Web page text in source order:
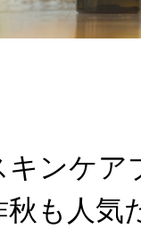
ンケア
秋も人気